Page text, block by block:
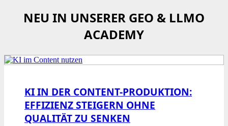
NEU IN UNSERER GEO & LLMO
ACADEMY
KI IN DER CONTENT-PRODUKTION:
EFFIZIENZ STEIGERN OHNE
QUALITÄT ZU SENKEN